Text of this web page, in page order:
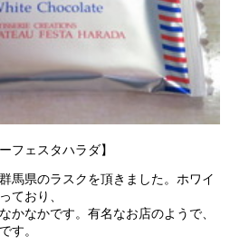
フェスタハラダ】
馬県のラスクを頂きました。ホワイ
ており、
かなかです。有名なお店のようで、
す。